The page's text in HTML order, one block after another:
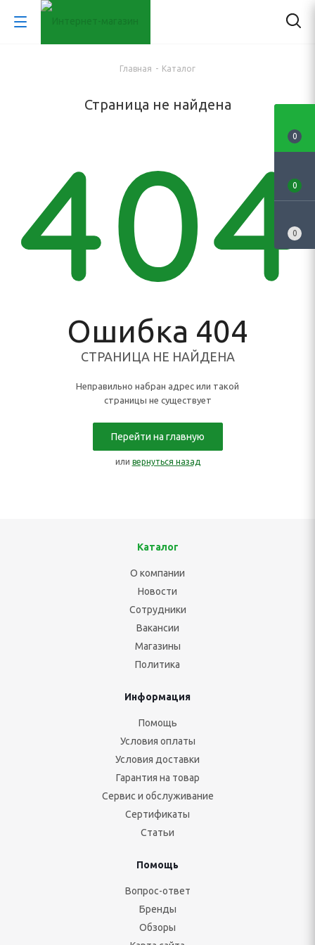
Главная - Каталог
Страница не найдена
Ошибка 404
СТРАНИЦА НЕ НАЙДЕНА
Неправильно набран адрес или такой
страницы не существует
Перейти на главную
или вернуться назад
Каталог
О компании
Новости
Сотрудники
Вакансии
Магазины
Политика
Информация
Помощь
Условия оплаты
Условия доставки
Гарантия на товар
Сервис и обслуживание
Сертификаты
Статьи
Помощь
Вопрос-ответ
Бренды
Обзоры
0
0
0